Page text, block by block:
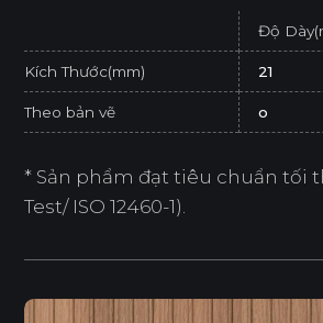
Độ
Kích Thước(mm) 21
Theo bản vẽ o
* Sản phẩm đạt tiêu chuẩn tối
Test/ ISO 12460-1).